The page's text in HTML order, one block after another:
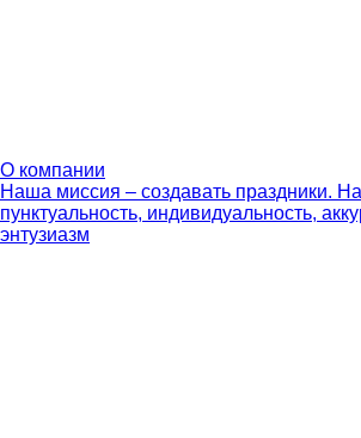
О компании
Наша миссия – создавать праздники.
пунктуальность, индивидуальность,
энтузиазм